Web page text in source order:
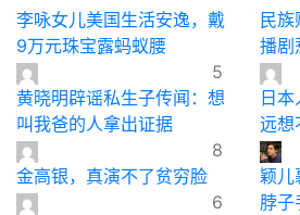
李咏女儿美国生活安逸，戴
9万元珠宝露蚂蚁腰
5
民
播剧
黄晓明辟谣私生子传闻：想
叫我爸的人拿出证据
8
日
远想
金高银，真演不了贫穷脸
6
颖儿
脖子